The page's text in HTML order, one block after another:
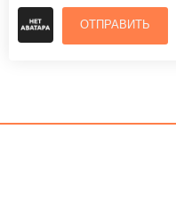
ОТПРАВИТЬ